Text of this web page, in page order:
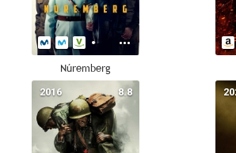
Núremberg
8.8
2016